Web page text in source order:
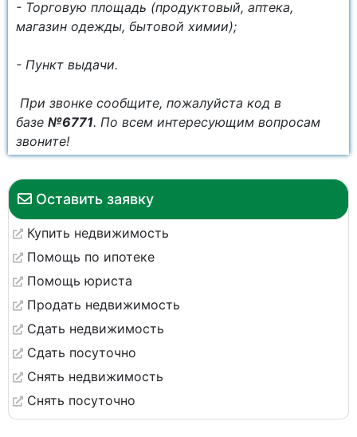
Оставить заявку
Купить недвижимость
Помощь по ипотеке
Помощь юриста
Продать недвижимость
Сдать недвижимость
Сдать посуточно
Снять недвижимость
Снять посуточно
- Торговую площадь (продуктовый, аптека,
магазин одежды, бытовой химии);
- Пункт выдачи.
При звонке сообщите, пожалуйста код в
базе №6771. По всем интересующим вопросам
звоните!